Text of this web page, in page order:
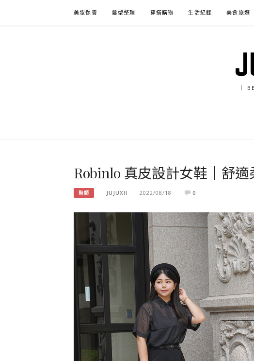
美妝保養 髮型整理 穿搭購物 生活紀錄 美食旅遊
｜
Robinlo 真皮設計女鞋｜舒
鞋類 JUJUXII 2022/08/18 0